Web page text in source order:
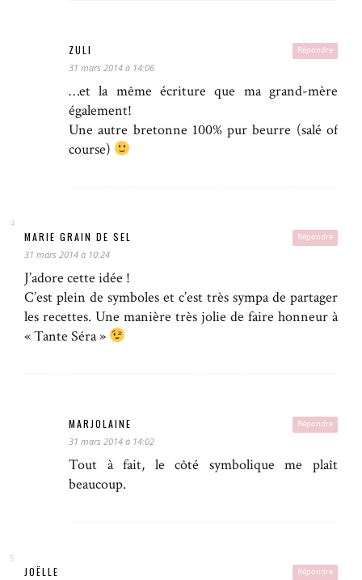
Répondre
ZULI
31 mars 2014 à 14:06
…et la même écriture que ma grand-mère
également!
Une autre bretonne 100% pur beurre (salé of
course)
Répondre
MARIE GRAIN DE SEL
31 mars 2014 à 10:24
J’adore cette idée !
C’est plein de symboles et c’est très sympa de partager
les recettes. Une manière très jolie de faire honneur à
« Tante Séra »
Répondre
MARJOLAINE
31 mars 2014 à 14:02
Tout à fait, le côté symbolique me plaît
beaucoup.
Répondre
JOËLLE